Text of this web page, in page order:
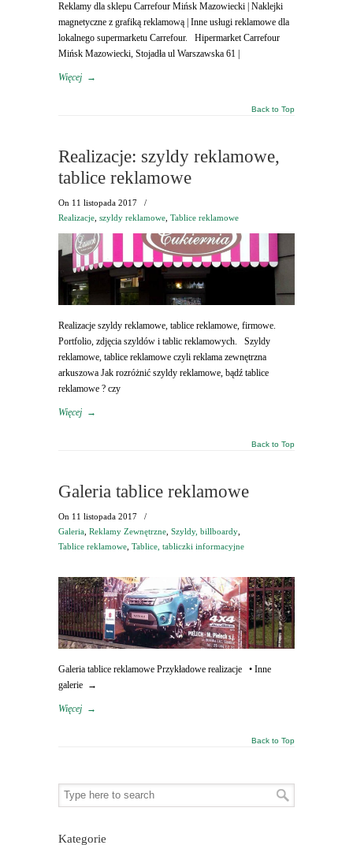
Reklamy dla sklepu Carrefour Mińsk Mazowiecki | Naklejki
magnetyczne z grafiką reklamową | Inne usługi reklamowe dla
lokalnego supermarketu Carrefour. Hipermarket Carrefour
Mińsk Mazowiecki, Stojadła ul Warszawska 61 |
Więcej →
Back to Top
Realizacje: szyldy reklamowe,
tablice reklamowe
On 11 listopada 2017
/
Realizacje szyldy reklamowe Tablice reklamowe
Realizacje szyldy reklamowe, tablice reklamowe, firmowe.
Portfolio, zdjęcia szyldów i tablic reklamowych. Szyldy
reklamowe, tablice reklamowe czyli reklama zewnętrzna
arkuszowa Jak rozróżnić szyldy reklamowe, bądź tablice
reklamowe ? czy
Więcej →
Back to Top
Galeria tablice reklamowe
On 11 listopada 2017
/
Galeria Reklamy Zewnętrzne Szyldy, billboardy
Tablice reklamowe Tablice, tabliczki informacyjne
Galeria tablice reklamowe Przykładowe realizacje • Inne
galerie →
Więcej →
Back to Top
Kategorie